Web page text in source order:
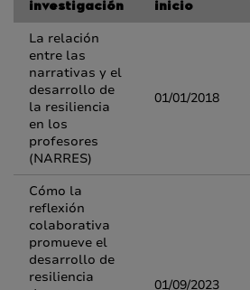
investigación
inicio
La relación
entre las
narrativas y el
desarrollo de
la resiliencia
en los
profesores
(NARRES)
01/01/2018
Cómo la
reflexión
colaborativa
promueve el
desarrollo de
resiliencia
01/09/2023